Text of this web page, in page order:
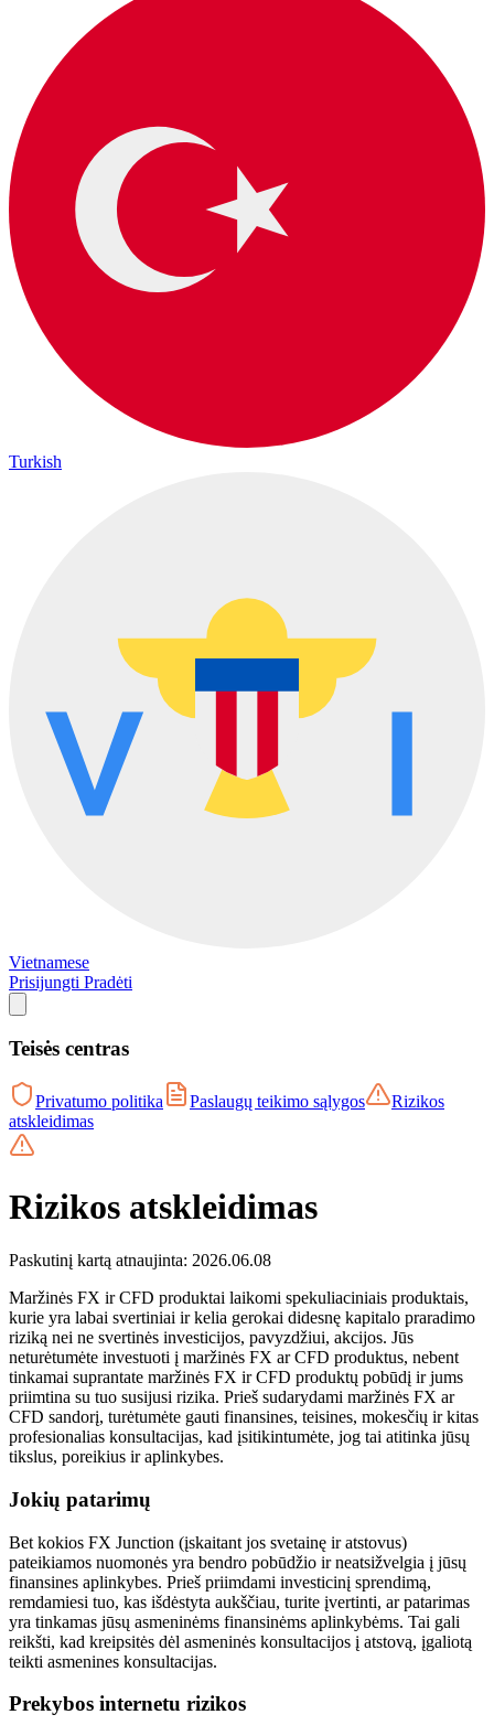
Turkish
Vietnamese
Prisijungti Pradėti
Teisės centras
Privatumo politika Paslaugų teikimo sąlygos
Rizikos
atskleidimas
Rizikos atskleidimas
Paskutinį kartą atnaujinta: 2026.06.08
Maržinės FX ir CFD produktai laikomi spekuliaciniais produktais,
kurie yra labai svertiniai ir kelia gerokai didesnę kapitalo praradimo
riziką nei ne svertinės investicijos, pavyzdžiui, akcijos. Jūs
neturėtumėte investuoti į maržinės FX ar CFD produktus, nebent
tinkamai suprantate maržinės FX ir CFD produktų pobūdį ir jums
priimtina su tuo susijusi rizika. Prieš sudarydami maržinės FX ar
CFD sandorį, turėtumėte gauti finansines, teisines, mokesčių ir kitas
profesionalias konsultacijas, kad įsitikintumėte, jog tai atitinka jūsų
tikslus, poreikius ir aplinkybes.
Jokių patarimų
Bet kokios FX Junction (įskaitant jos svetainę ir atstovus)
pateikiamos nuomonės yra bendro pobūdžio ir neatsižvelgia į jūsų
finansines aplinkybes. Prieš priimdami investicinį sprendimą,
remdamiesi tuo, kas išdėstyta aukščiau, turite įvertinti, ar patarimas
yra tinkamas jūsų asmeninėms finansinėms aplinkybėms. Tai gali
reikšti, kad kreipsitės dėl asmeninės konsultacijos į atstovą, įgaliotą
teikti asmenines konsultacijas.
Prekybos internetu rizikos